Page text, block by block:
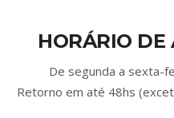
HORÁRIO
De segunda a sexta-
Retorno em até 48hs